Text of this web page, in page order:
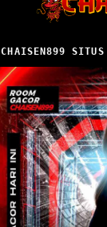
CHAISEN899